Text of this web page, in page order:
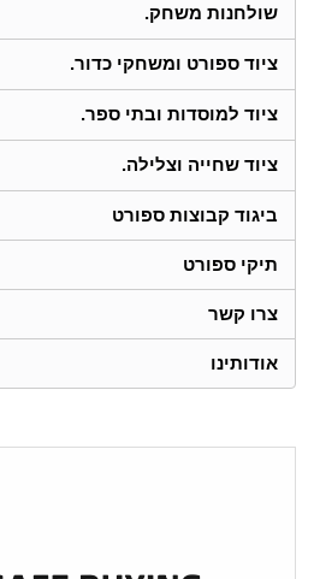
שולחנות משחק.
ציוד ספורט ומשחקי כדור.
ציוד למוסדות ובתי ספר.
ציוד שחייה וצלילה.
ביגוד קבוצות ספורט
תיקי ספורט
צרו קשר
אודותינו